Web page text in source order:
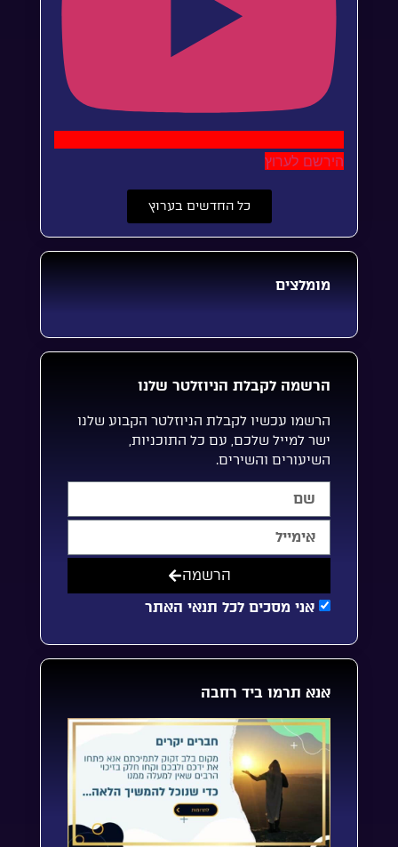
הירשם לערוץ
כל החדשים בערוץ
מומלצים
הרשמה לקבלת הניוזלטר שלנו
הרשמו עכשיו לקבלת הניוזלטר הקבוע שלנו
ישר למייל שלכם, עם כל התוכניות,
השיעורים והשירים.
אני מסכים לכל תנאי האתר
הרשמה
אנא תרמו ביד רחבה